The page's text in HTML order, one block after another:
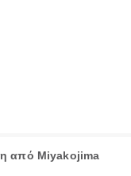
από Miyakojima